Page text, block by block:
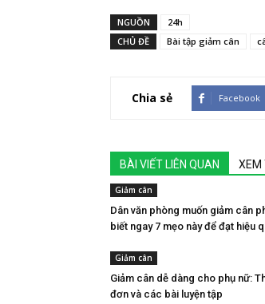
NGUỒN
24h
CHỦ ĐỀ
Bài tập giảm cân
Chia sẻ Facebook
BÀI VIẾT LIÊN QUAN XEM
Giảm cân
Dân văn phòng muốn giảm cân
biết ngay 7 mẹo này để đạt hiệu
Giảm cân
Giảm cân dễ dàng cho phụ nữ:
đơn và các bài luyện tập